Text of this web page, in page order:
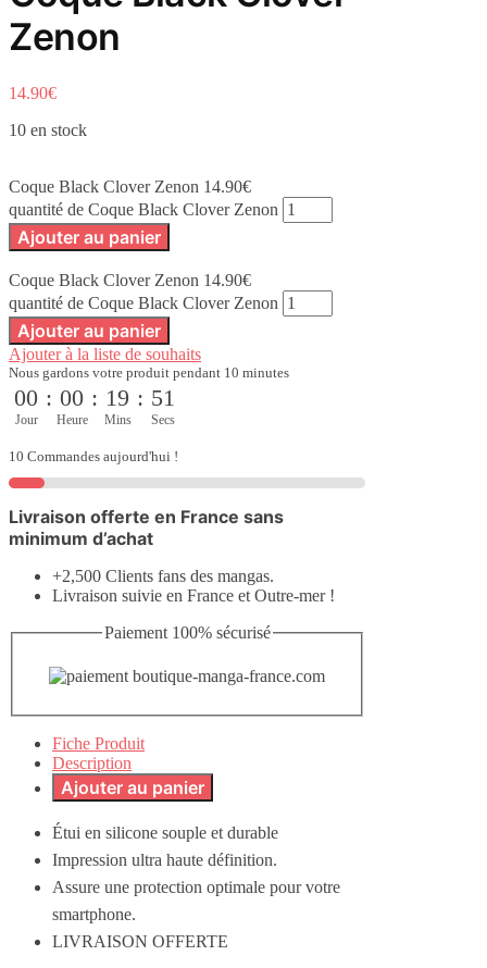
Zenon
14.90€
10 en stock
Coque Black Clover Zenon 14.90€
quantité de Coque Black Clover Zenon
Ajouter au panier
Coque Black Clover Zenon 14.90€
quantité de Coque Black Clover Zenon
Ajouter au panier
Ajouter à la liste de souhaits
Nous gardons votre produit pendant 10 minutes
00
Jour
: 00
Heure
: 19
Mins
: 51
Secs
10 Commandes aujourd'hui !
Livraison offerte en France sans
minimum d’achat
+2,500 Clients fans des mangas.
Livraison suivie en France et Outre-mer !
Paiement 100% sécurisé
Fiche Produit
Description
Ajouter au panier
Étui en silicone souple et durable
Impression ultra haute définition.
Assure une protection optimale pour votre
smartphone.
LIVRAISON OFFERTE